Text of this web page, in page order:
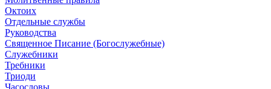
Октоих
Отдельные службы
Руководства
Священное Писание (Богослужебные)
Служебники
Требники
Триоди
Часословы